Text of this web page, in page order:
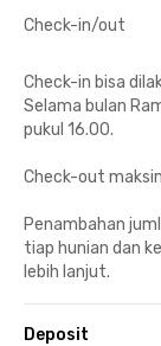
Check-in/out
Check-in bisa
Selama bulan
pukul 16.00.
Check-out
Penambahan
tiap hunian dan
lebih lanjut.
Deposit